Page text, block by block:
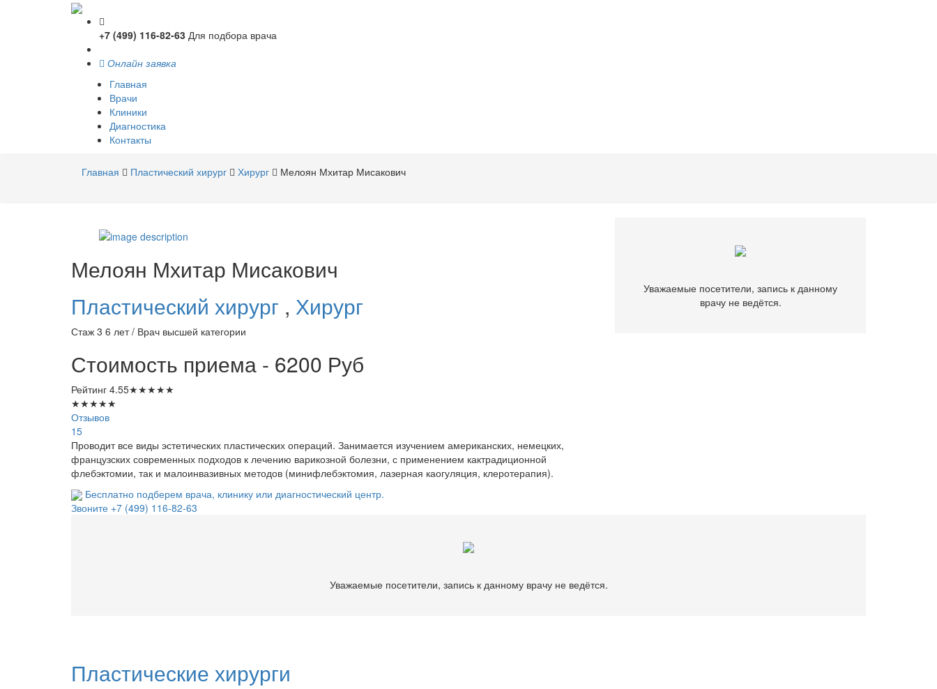
+7 (499) 116-82-63 Для подбора врача
Онлайн заявка
Главная
Врачи
Клиники
Диагностика
Контакты
Главная Пластический хирург Хирург Мелоян Мхитар Мисакович
Мелоян Мхитар Мисакович
Пластический хирург , Хирург
Стаж 3 6 лет / Врач высшей категории
Стоимость приема - 6200 Руб
Рейтинг 4.55★★★★★
★★★★★
Отзывов
15
Проводит все виды эстетических пластических операций. Занимается изучением американских, немецких,
французских современных подходов к лечению варикозной болезни, с применением кактрадиционной
флебэктомии, так и малоинвазивных методов (минифлебэктомия, лазерная каогуляция, клеротерапия).
Бесплатно подберем врача, клинику или диагностический центр.
Звоните +7 (499) 116-82-63
Уважаемые посетители, запись к данному
врачу не ведётся.
Уважаемые посетители, запись к данному врачу не ведётся.
Пластические хирурги